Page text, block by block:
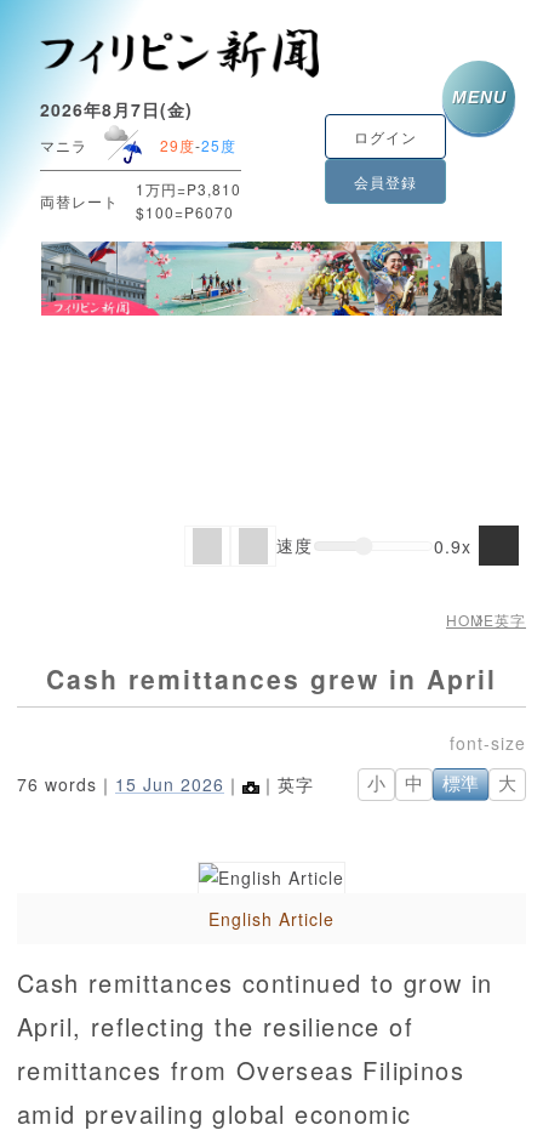
2026年8月7日(金)
マニラ 29度-25度
両替レート
1万円=P3,810
$100=P6070
ログイン
会員登録
MENU
HOME英字
Cash remittances grew in April
76 words｜ 15 Jun 2026 ｜ ｜英字 小 中 標準 大
English Article
速度 0.9x
Cash remittances continued to grow in
April, reflecting the resilience of
remittances from Overseas Filipinos
amid prevailing global economic